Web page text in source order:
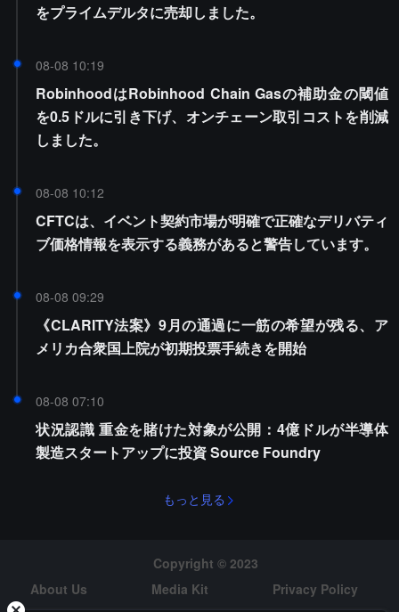
をプライムデルタに売却しました。
08-08 10:19
RobinhoodはRobinhood Chain Gasの補助金の閾値
を0.5ドルに引き下げ、オンチェーン取引コストを削減
しました。
08-08 10:12
CFTCは、イベント契約市場が明確で正確なデリバティ
ブ価格情報を表示する義務があると警告しています。
08-08 09:29
《CLARITY法案》9月の通過に一筋の希望が残る、ア
メリカ合衆国上院が初期投票手続きを開始
08-08 07:10
状況認識 重金を賭けた対象が公開：4億ドルが半導体
製造スタートアップに投資 Source Foundry
もっと見る
Copyright © 2023
About Us
Media Kit
Privacy Policy